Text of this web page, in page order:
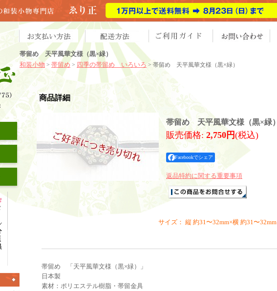
帯留め 天平風華文様（黒×緑）
和装小物 > 帯留め > 四季の帯留め いろいろ> 帯留め 天平風華文様（黒×緑）
商品詳細
帯留め 天平風華文様（黒×緑）
販売価格: 2,750円(税込)
Facebookでシェア
返品特約に関する重要事項
サイズ： 縦 約31〜32mm×横 約31〜32mm
帯留め 「天平風華文様（黒×緑）」
日本製
素材：ポリエステル樹脂・帯留金具